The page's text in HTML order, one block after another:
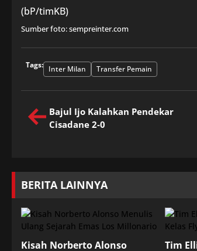
(bP/timKB)
Sumber foto: sempreinter.com
Tags: Inter Milan Transfer Pemain
Bajul Ijo Kalahkan Pendekar
Cisadane 2-0
BERITA LAINNYA
Kisah Norberto Alonso
Tim